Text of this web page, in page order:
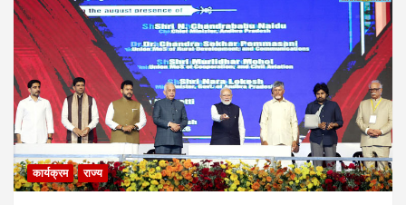
कार्यक्रम राज्य